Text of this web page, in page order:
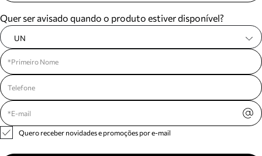
Quer ser avisado quando o produto estiver disponível?
UN
Quero receber novidades e promoções por e-mail